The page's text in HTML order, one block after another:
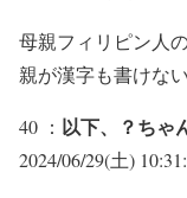
母親フィリピン人
親が漢字も書けな
40 ： 以下、？ちゃ
2024/06/29(土)